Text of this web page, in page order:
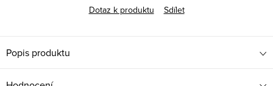
Dotaz k produktu
Sdílet
Popis produktu